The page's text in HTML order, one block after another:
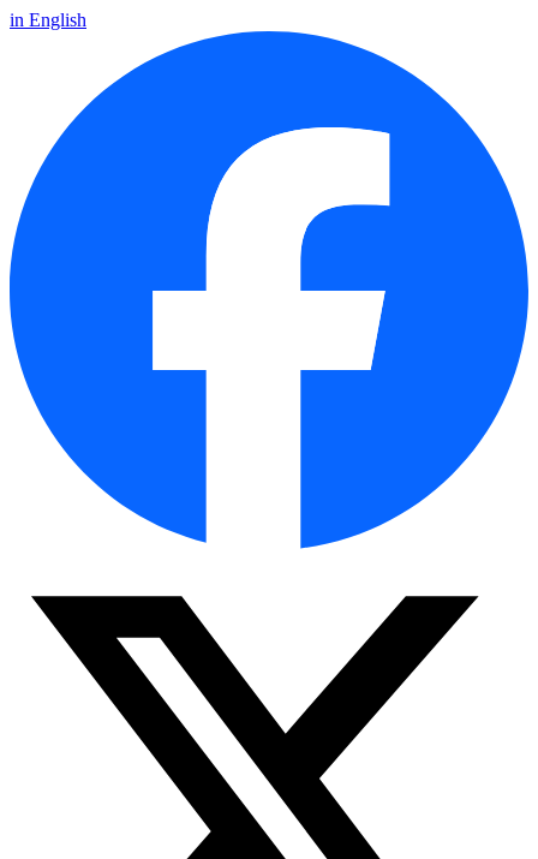
in English